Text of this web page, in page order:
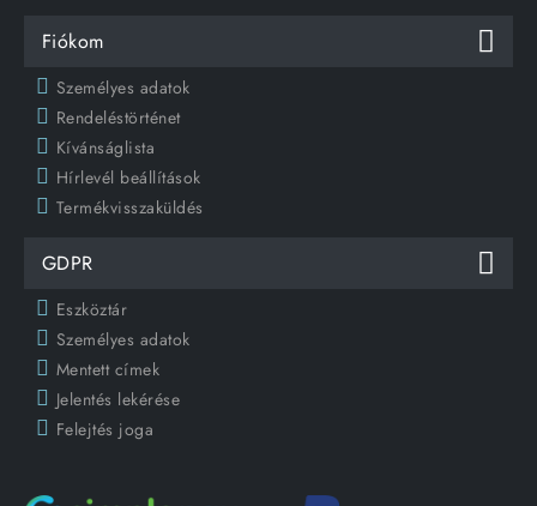
Fiókom
Személyes adatok
Rendeléstörténet
Kívánságlista
Hírlevél beállítások
Termékvisszaküldés
GDPR
Eszköztár
Személyes adatok
Mentett címek
Jelentés lekérése
Felejtés joga